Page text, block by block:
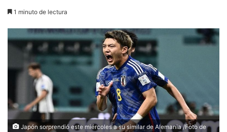
1 minuto de lectura
Japón sorprendió este miércoles a su similar de Alemania /Foto de